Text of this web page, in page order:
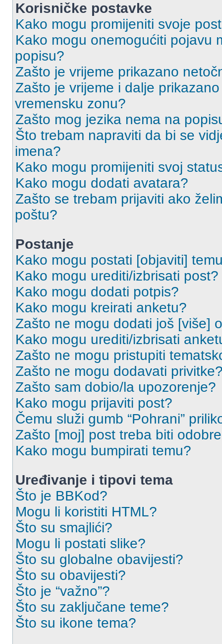
Korisničke postavke
Kako mogu promijeniti svoje
Kako mogu onemogućiti pojavu
popisu?
Zašto je vrijeme prikazano
Zašto je vrijeme i dalje
vremensku zonu?
Zašto mog jezika nema na
Što trebam napraviti da bi se
imena?
Kako mogu promijeniti svoj
Kako mogu dodati avatara?
Zašto se trebam prijaviti ako
poštu?
Postanje
Kako mogu postati [objaviti]
Kako mogu urediti/izbrisati post?
Kako mogu dodati potpis?
Kako mogu kreirati anketu?
Zašto ne mogu dodati još [više]
Kako mogu urediti/izbrisati
Zašto ne mogu pristupiti
Zašto ne mogu dodavati
Zašto sam dobio/la upozorenje?
Kako mogu prijaviti post?
Čemu služi gumb “Pohrani”
Zašto [moj] post treba biti
Kako mogu bumpirati temu?
Uređivanje i tipovi tema
Što je BBKod?
Mogu li koristiti HTML?
Što su smajlići?
Mogu li postati slike?
Što su globalne obavijesti?
Što su obavijesti?
Što je “važno”?
Što su zaključane teme?
Što su ikone tema?